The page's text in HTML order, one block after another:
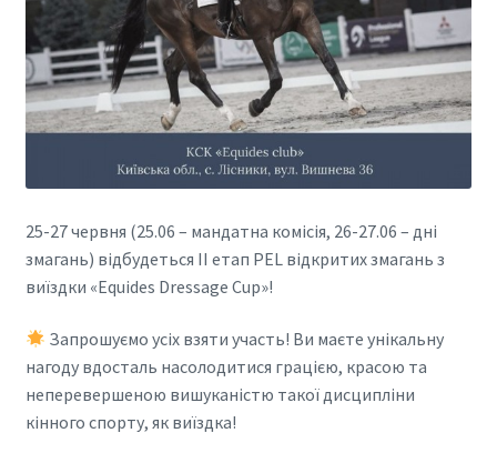
25-27 червня (25.06 – мандатна комісія, 26-27.06 – дні
змагань) відбудеться ІІ етап PEL відкритих змагань з
виїздки «Equides Dressage Cup»!
Запрошуємо усіх взяти участь! Ви маєте унікальну
нагоду вдосталь насолодитися грацією, красою та
неперевершеною вишуканістю такої дисципліни
кінного спорту, як виїздка!